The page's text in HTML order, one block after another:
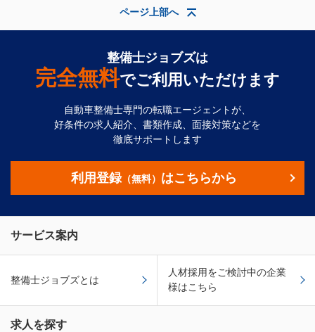
ページ上部へ
整備士ジョブズは
完全無料でご利用いただけます
自動車整備士専門の転職エージェントが、
好条件の求人紹介、書類作成、面接対策などを
徹底サポートします
利用登録（無料） はこちらから
サービス案内
整備士ジョブズとは
人材採用をご検討中の企業
様はこちら
求人を探す